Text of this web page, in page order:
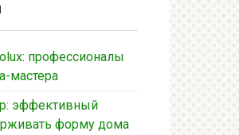
профессионалы
мастера
эффективный
форму дома